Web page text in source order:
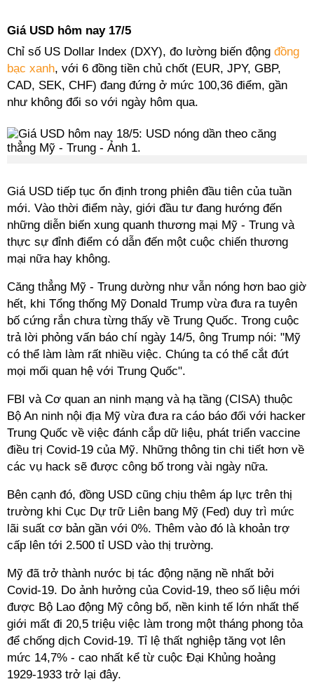
Giá USD hôm nay 17/5
Chỉ số US Dollar Index (DXY), đo lường biến động đồng
bạc xanh, với 6 đồng tiền chủ chốt (EUR, JPY, GBP,
CAD, SEK, CHF) đang đứng ở mức 100,36 điểm, gần
như không đổi so với ngày hôm qua.
Giá USD tiếp tục ổn định trong phiên đầu tiên của tuần
mới. Vào thời điểm này, giới đầu tư đang hướng đến
những diễn biến xung quanh thương mại Mỹ - Trung và
thực sự đỉnh điểm có dẫn đến một cuộc chiến thương
mại nữa hay không.
Căng thẳng Mỹ - Trung dường như vẫn nóng hơn bao giờ
hết, khi Tổng thống Mỹ Donald Trump vừa đưa ra tuyên
bố cứng rắn chưa từng thấy về Trung Quốc. Trong cuộc
trả lời phỏng vấn báo chí ngày 14/5, ông Trump nói: "Mỹ
có thể làm làm rất nhiều việc. Chúng ta có thể cắt đứt
mọi mối quan hệ với Trung Quốc".
FBI và Cơ quan an ninh mạng và hạ tầng (CISA) thuộc
Bộ An ninh nội địa Mỹ vừa đưa ra cáo báo đối với hacker
Trung Quốc về việc đánh cắp dữ liệu, phát triển vaccine
điều trị Covid-19 của Mỹ. Những thông tin chi tiết hơn về
các vụ hack sẽ được công bố trong vài ngày nữa.
Bên cạnh đó, đồng USD cũng chịu thêm áp lực trên thị
trường khi Cục Dự trữ Liên bang Mỹ (Fed) duy trì mức
lãi suất cơ bản gần với 0%. Thêm vào đó là khoản trợ
cấp lên tới 2.500 tỉ USD vào thị trường.
Mỹ đã trở thành nước bị tác động nặng nề nhất bởi
Covid-19. Do ảnh hưởng của Covid-19, theo số liệu mới
được Bộ Lao động Mỹ công bố, nền kinh tế lớn nhất thế
giới mất đi 20,5 triệu việc làm trong một tháng phong tỏa
để chống dịch Covid-19. Tỉ lệ thất nghiệp tăng vọt lên
mức 14,7% - cao nhất kể từ cuộc Đại Khủng hoảng
1929-1933 trở lại đây.